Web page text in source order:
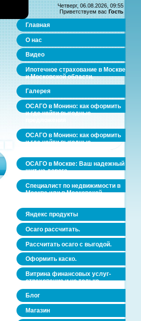
Четверг, 06.08.2026, 09:55
Приветствуем вас Гость
Главная
О нас
Видео
Ипотечное страхование в Москве
и Московской области.
Галерея
ОСАГО в Монино: как оформить
и где найти выгодные
ОСАГО в Монино: как оформить
и где найти выгодные
ОСАГО в Москве: Ваш надежный
щит на дороге
Специалист по недвижимости в
Москве или в Московской
Яндекс продукты
Осаго рассчитать.
Рассчитать осаго с выгодой.
Оформить каско.
Витрина финансовых услуг-
страхование и не только.
Блог
Магазин